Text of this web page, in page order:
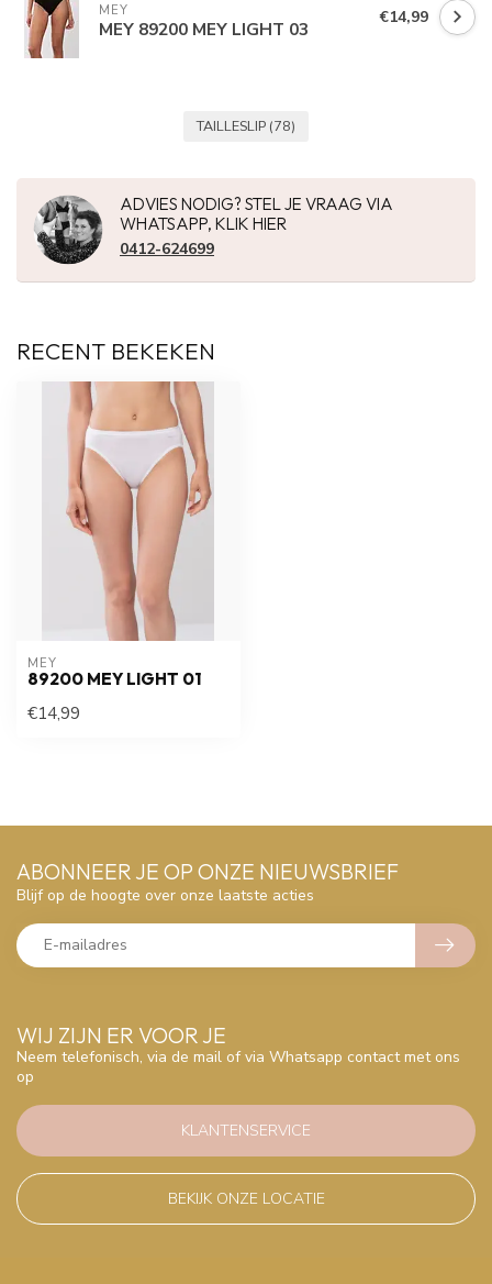
MEY
MEY 89200 MEY LIGHT 03 €14,99
TAILLESLIP (78)
ADVIES NODIG? STEL JE VRAAG VIA
WHATSAPP, KLIK HIER
0412-624699
RECENT BEKEKEN
MEY
89200 MEY LIGHT 01
€14,99
WIJ ZIJN ER VOOR JE
Neem telefonisch, via de mail of via Whatsapp contact met ons
op
KLANTENSERVICE
BEKIJK ONZE LOCATIE
ABONNEER JE OP ONZE NIEUWSBRIEF
Blijf op de hoogte over onze laatste acties